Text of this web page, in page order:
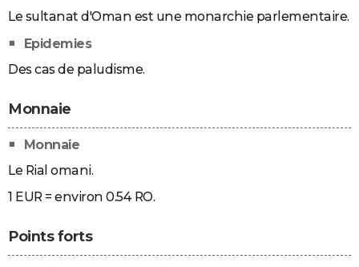
Le sultanat d'Oman est une monarchie parlementaire.
Epidemies
Des cas de paludisme.
Monnaie
Monnaie
Le Rial omani.
1 EUR = environ 0.54 RO.
Points forts